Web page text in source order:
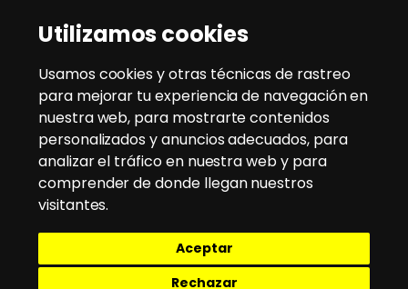
Utilizamos cookies
Usamos cookies y otras técnicas de rastreo
para mejorar tu experiencia de navegación en
nuestra web, para mostrarte contenidos
personalizados y anuncios adecuados, para
analizar el tráfico en nuestra web y para
comprender de donde llegan nuestros
visitantes.
Aceptar
Rechazar
C/ Rio Jarama, 21 - Pol. Ind. Montesol
Tlfno:91 604 95 35/91 604 94 58
Email:disanz@disanz.es
Aviso Legal
Política de envío y devoluciones